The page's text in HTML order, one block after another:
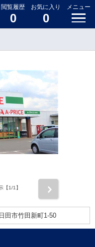
閲覧履歴
0
お気に入り
0
メニュー
【1/1】
田市竹田新町1-50